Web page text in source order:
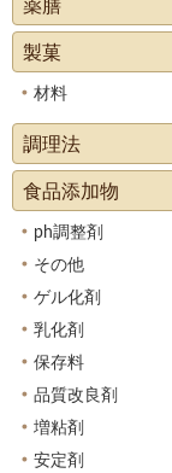
薬膳
製菓
材料
調理法
食品添加物
ph調整剤
その他
ゲル化剤
乳化剤
保存料
品質改良剤
増粘剤
安定剤